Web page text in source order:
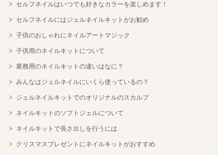
セルフネイルはいつでも好きなカラーを楽しめます！
セルフネイルにはジェルネイルキットがお勧め
子供のおしゃれにネイルアートマジック
子供用のネイルキットについて
業務用のネイルキットの違いはなに？
みんなはジェルネイルにいくら使っているの？
ジェルネイルキットでのオリジナルのスカルプ
ネイルキットのソフトジェルについて
ネイルキットで長さ出しを行うには
クリスマスプレゼントにネイルキットがおすすめ